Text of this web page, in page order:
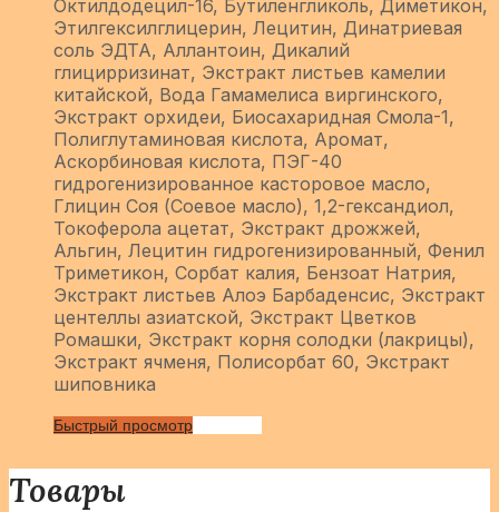
Октилдодецил-16, Бутиленгликоль, Диметикон,
Этилгексилглицерин, Лецитин, Динатриевая
соль ЭДТА, Аллантоин, Дикалий
глицирризинат, Экстракт листьев камелии
китайской, Вода Гамамелиса виргинского,
Экстракт орхидеи, Биосахаридная Смола-1,
Полиглутаминовая кислота, Аромат,
Аскорбиновая кислота, ПЭГ-40
гидрогенизированное касторовое масло,
Глицин Соя (Соевое масло), 1,2-гександиол,
Токоферола ацетат, Экстракт дрожжей,
Альгин, Лецитин гидрогенизированный, Фенил
Триметикон, Сорбат калия, Бензоат Натрия,
Экстракт листьев Алоэ Барбаденсис, Экстракт
центеллы азиатской, Экстракт Цветков
Ромашки, Экстракт корня солодки (лакрицы),
Экстракт ячменя, Полисорбат 60, Экстракт
шиповника
Быстрый просмотр
Товары